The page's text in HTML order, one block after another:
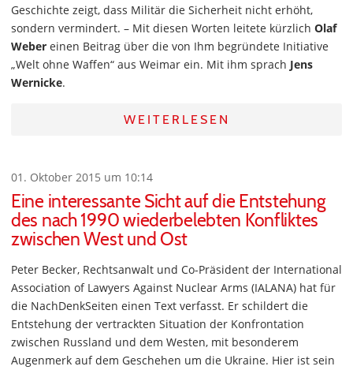
Geschichte zeigt, dass Militär die Sicherheit nicht erhöht,
sondern vermindert. – Mit diesen Worten leitete kürzlich Olaf
Weber einen Beitrag über die von Ihm begründete Initiative
„Welt ohne Waffen“ aus Weimar ein. Mit ihm sprach Jens
Wernicke.
WEITERLESEN
01. Oktober 2015 um 10:14
Eine interessante Sicht auf die Entstehung
des nach 1990 wiederbelebten Konfliktes
zwischen West und Ost
Peter Becker, Rechtsanwalt und Co-Präsident der International
Association of Lawyers Against Nuclear Arms (IALANA) hat für
die NachDenkSeiten einen Text verfasst. Er schildert die
Entstehung der vertrackten Situation der Konfrontation
zwischen Russland und dem Westen, mit besonderem
Augenmerk auf dem Geschehen um die Ukraine. Hier ist sein